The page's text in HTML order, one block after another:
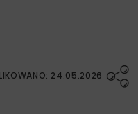
24.05.2026